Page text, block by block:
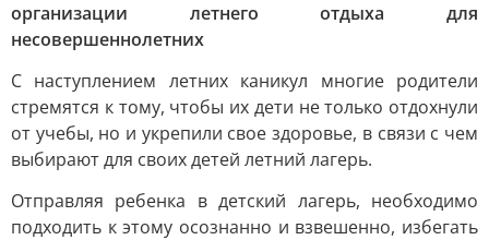
организации летнего отдыха для
несовершеннолетних
С наступлением летних каникул многие родители
стремятся к тому, чтобы их дети не только отдохнули
от учебы, но и укрепили свое здоровье, в связи с чем
выбирают для своих детей летний лагерь.
Отправляя ребенка в детский лагерь, необходимо
подходить к этому осознанно и взвешенно, избегать